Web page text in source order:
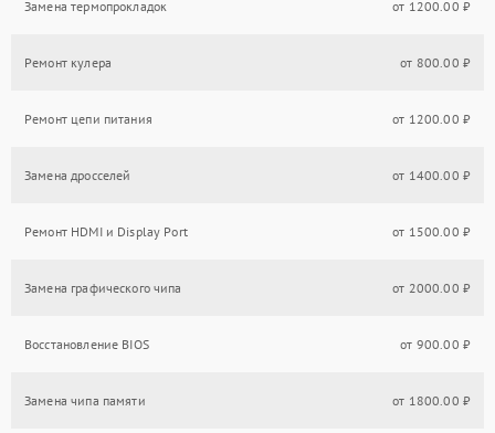
Замена термопрокладок от 1200.00 ₽
Ремонт кулера от 800.00 ₽
Ремонт цепи питания от 1200.00 ₽
Замена дросселей от 1400.00 ₽
Ремонт HDMI и Display Port от 1500.00 ₽
Замена графического чипа от 2000.00 ₽
Восстановление BIOS от 900.00 ₽
Замена чипа памяти от 1800.00 ₽